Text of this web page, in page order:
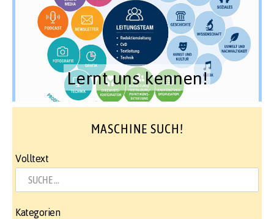
Lernt uns kennen!
MASCHINE SUCH!
Volltext
Kategorien